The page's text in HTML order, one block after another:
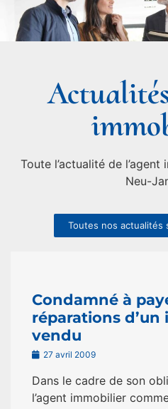
Toute l’actualité de
Neu-
Toutes nos actualités
Condamné à
réparations d’un
vendu
27 avril 2009
Dans le cadre de son
l’agent immobilier